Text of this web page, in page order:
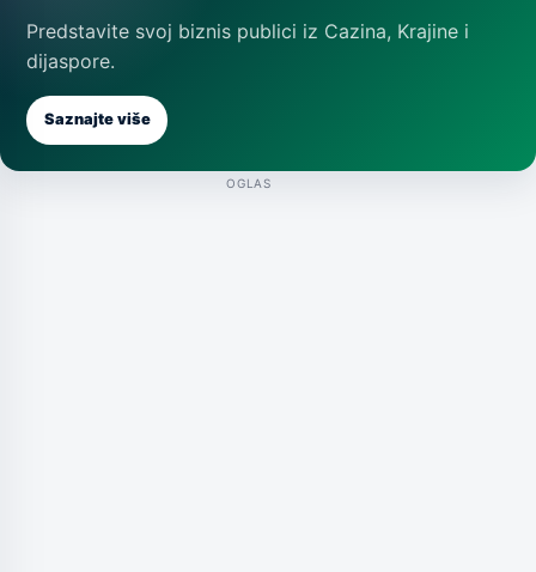
Predstavite svoj biznis publici iz Cazina, Krajine i
dijaspore.
Saznajte više
OGLAS